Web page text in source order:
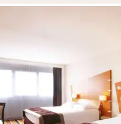
Forrige bilde